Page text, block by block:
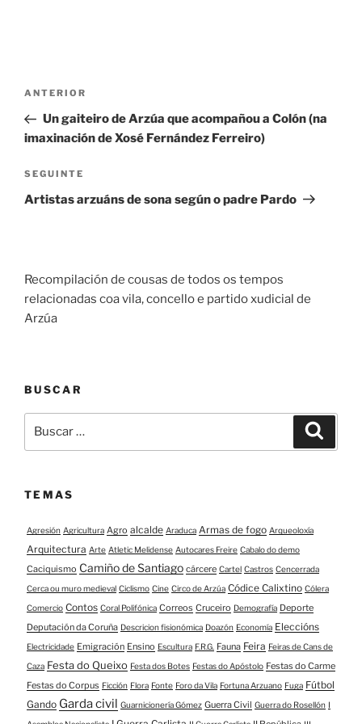
Navegación
entradas
Entrada
anterior
ANTERIOR
Un gaiteiro de Arzúa que acompañou a Colón (na
imaxinación de Xosé Fernández Ferreiro)
Seguinte
entrada
SEGUINTE
Artistas arzuáns de sona según o padre Pardo
Recompilación de cousas de todos os tempos
relacionadas coa vila, concello e partido xudicial de
Arzúa
BUSCAR
TEMAS
Agresión Agricultura Agro alcalde Araduca Armas de fogo Arqueoloxía
Arquitectura Arte Atletic Melidense Autocares Freire Cabalo do demo
Caciquismo Camiño de Santiago cárcere Cartel Castros Cencerrada
Cerca ou muro medieval Ciclismo Cine Circo de Arzúa Códice Calixtino Cólera
Comercio Contos Coral Polifónica Correos Cruceiro Demografía Deporte
Deputación da Coruña Descricion fisionómica Doazón Economía Eleccións
Electricidade Emigración Ensino Escultura F.R.G. Fauna Feira Feiras de Cans de
Caza Festa do Queixo Festa dos Botes Festas do Apóstolo Festas do Carme
Festas do Corpus Ficción Flora Fonte Foro da Vila Fortuna Arzuano Fuga Fútbol
Gando Garda civil Guarnicionería Gómez Guerra Civil Guerra do Rosellón I